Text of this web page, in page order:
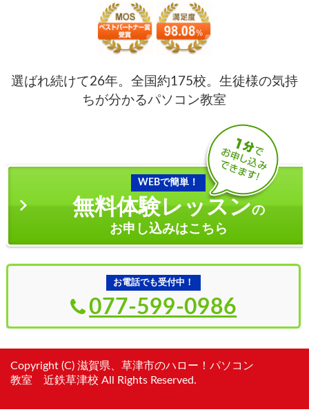
選ばれ続けて26年。全国約175校。生徒様の気持
ちが分かるパソコン教室
WEBで簡単！
無料体験レッスンの
お申し込みはこちら
お電話でも受付中！
077-599-0986
Copyright (C) 滋賀県、草津市のハロー！パソコン
教室 近鉄草津校 All Rights Reserved.